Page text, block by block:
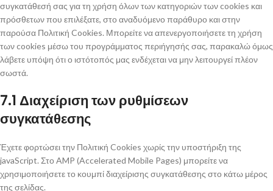
συγκατάθεσή σας για τη χρήση όλων των κατηγοριών των cookies και
πρόσθετων που επιλέξατε, στο αναδυόμενο παράθυρο και στην
παρούσα Πολιτική Cookies. Μπορείτε να απενεργοποιήσετε τη χρήση
των cookies μέσω του προγράμματος περιήγησής σας, παρακαλώ όμως
λάβετε υπόψη ότι ο ιστότοπός μας ενδέχεται να μην λειτουργεί πλέον
σωστά.
7.1 Διαχείριση των ρυθμίσεων
συγκατάθεσης
Έχετε φορτώσει την Πολιτική Cookies χωρίς την υποστήριξη της
javaScript. Στο AMP (Accelerated Mobile Pages) μπορείτε να
χρησιμοποιήσετε το κουμπί διαχείρισης συγκατάθεσης στο κάτω μέρος
της σελίδας.